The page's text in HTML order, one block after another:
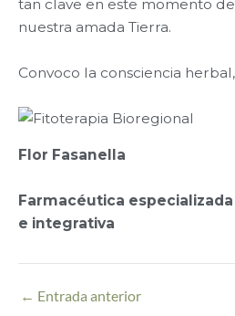
tan clave en este momento
nuestra amada Tierra.
Convoco la consciencia
Flor Fasanella
Farmacéutica
e integrativa
← Entrada anterior